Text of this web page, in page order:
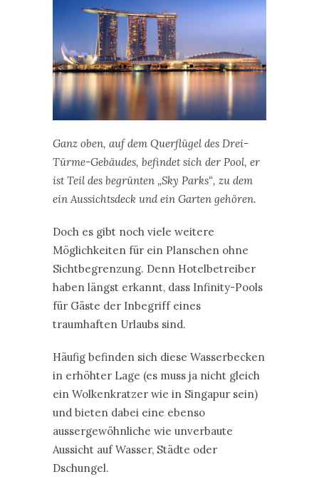
Ganz oben, auf dem Querflügel des Drei-
Türme-Gebäudes, befindet sich der Pool, er
ist Teil des begrünten „Sky Parks“, zu dem
ein Aussichtsdeck und ein Garten gehören.
Doch es gibt noch viele weitere
Möglichkeiten für ein Planschen ohne
Sichtbegrenzung. Denn Hotelbetreiber
haben längst erkannt, dass Infinity-Pools
für Gäste der Inbegriff eines
traumhaften Urlaubs sind.
Häufig befinden sich diese Wasserbecken
in erhöhter Lage (es muss ja nicht gleich
ein Wolkenkratzer wie in Singapur sein)
und bieten dabei eine ebenso
aussergewöhnliche wie unverbaute
Aussicht auf Wasser, Städte oder
Dschungel.